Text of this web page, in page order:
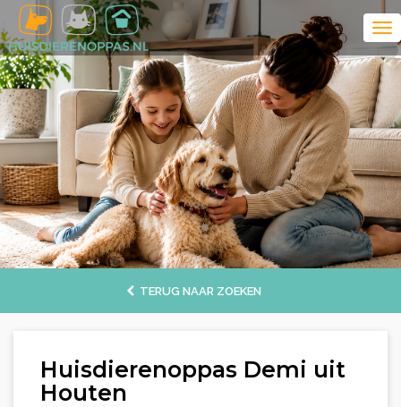
TERUG NAAR ZOEKEN
Huisdierenoppas Demi uit
Houten